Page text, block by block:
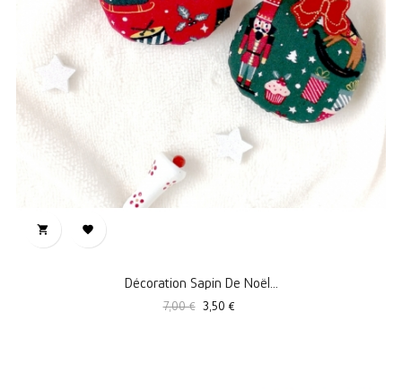
 
Décoration Sapin De Noël...
Prix
7,00 € Prix
3,50 €